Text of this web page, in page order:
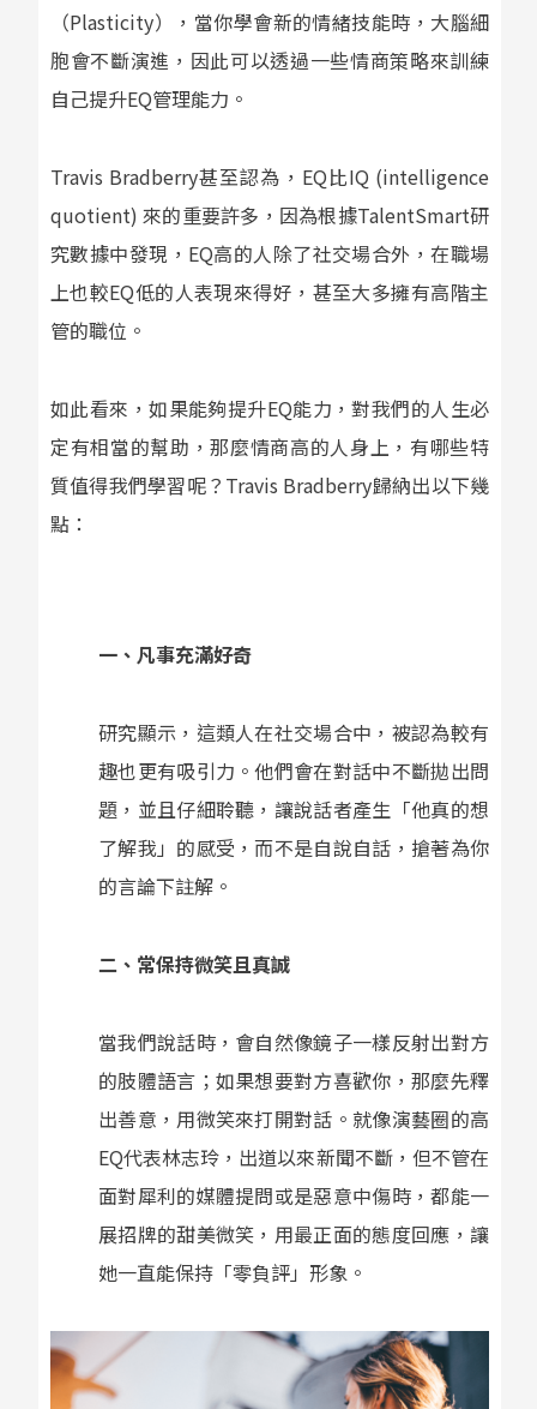
（Plasticity），當你學會新的情緒技能時，大腦細
胞會不斷演進，因此可以透過一些情商策略來訓練
自己提升EQ管理能力。
Travis Bradberry甚至認為， EQ比IQ (intelligence
quotient)來的重要許多，因為根據TalentSmart研
究數據中發現， EQ高的人除了社交場合外，在職場
上也較EQ低的人表現來得好，甚至大多擁有高階主
管的職位。
如此看來，如果能夠提升EQ能力，對我們的人生必
定有相當的幫助，那麼情商高的人身上，有哪些特
質值得我們學習呢？ Travis Bradberry歸納出以下幾
點：
一、凡事充滿好奇
研究顯示，這類人在社交場合中，被認為較有
趣也更有吸引力。他們會在對話中不斷拋出問
題，並且仔細聆聽，讓說話者產生「他真的想
了解我」的感受，而不是自說自話，搶著為你
的言論下註解。
二、常保持微笑且真誠
當我們說話時，會自然像鏡子一樣反射出對方
的肢體語言；如果想要對方喜歡你，那麼先釋
出善意，用微笑來打開對話。就像演藝圈的高
EQ代表林志玲，出道以來新聞不斷，但不管在
面對犀利的媒體提問或是惡意中傷時，都能一
展招牌的甜美微笑，用最正面的態度回應，讓
她一直能保持「零負評」形象。